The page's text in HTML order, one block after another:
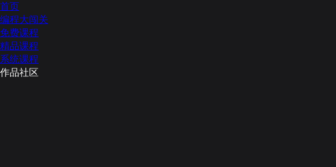
首页
编程大闯关
免费课程
精品课程
系统课程
作品社区